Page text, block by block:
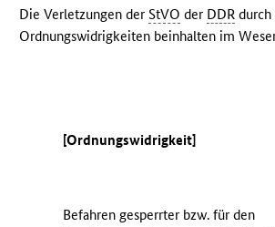
Die Verletzungen derStVO der DDR durch
Ordnungswidrigkeiten beinhalten im
[Ordnungswidrigkeit]
Befahren gesperrter bzw. für den